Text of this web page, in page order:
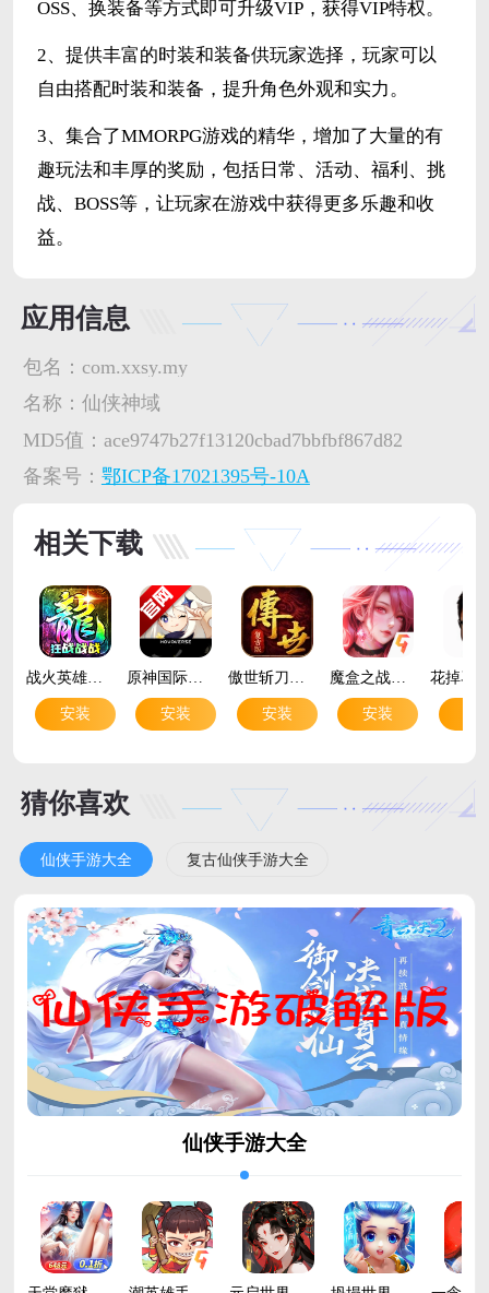
OSS、换装备等方式即可升级VIP，获得VIP特权。
2、提供丰富的时装和装备供玩家选择，玩家可以
自由搭配时装和装备，提升角色外观和实力。
3、集合了MMORPG游戏的精华，增加了大量的有
趣玩法和丰厚的奖励，包括日常、活动、福利、挑
战、BOSS等，让玩家在游戏中获得更多乐趣和收
益。
应用信息
包名： com.xxsy.my
名称： 仙侠神域
MD5值： ace9747b27f13120cbad7bbfbf867d82
备案号： 鄂ICP备17021395号-10A
相关下载
战火英雄传奇手游最新版v4 安卓版
安装 安装 安装
魔盒之战手游官方版v1.0.2 策略闯关手游
安装
猜你喜欢
仙侠手游大全 复古仙侠手游大全
仙侠手游大全